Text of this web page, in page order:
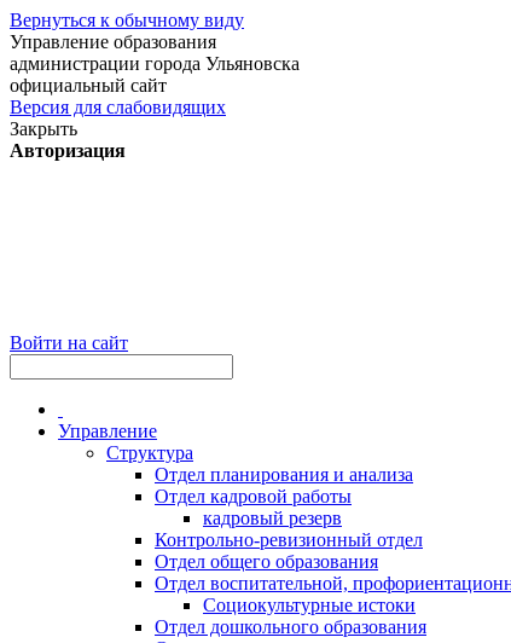
Вернуться к обычному виду
Управление образования
администрации города Ульяновска
официальный сайт
Версия для слабовидящих
Закрыть
Авторизация
Войти на сайт
Управление
Структура
Отдел планирования и анализа
Отдел кадровой работы
кадровый резерв
Контрольно-ревизионный отдел
Отдел общего образования
Отдел воспитательной,
Социокультурные истоки
Отдел дошкольного образования